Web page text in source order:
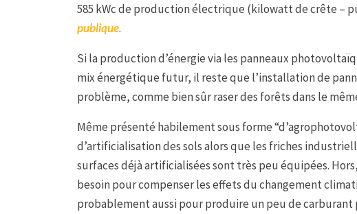
585 kWc de production électrique (kilowatt de crête –
publique.
Si la production d’énergie via les panneaux
mix énergétique futur, il reste que l’installation de
problème, comme bien sûr raser des forêts dans le
Même présenté habilement sous forme
d’artificialisation des sols alors que les friches
surfaces déjà artificialisées sont très peu équipées.
besoin pour compenser les effets du changement
probablement aussi pour produire un peu de carburant